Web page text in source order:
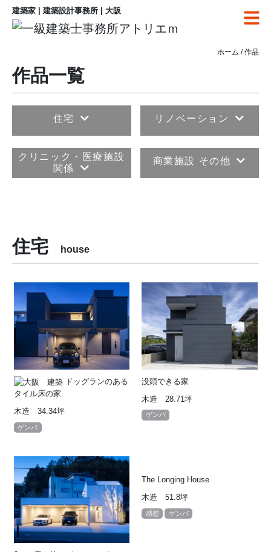
建築家 | 建築設計事務所 | 大阪
ホーム / 作品
作品一覧
住宅 リノベーション
クリニック・医療施設
関係
商業施設 その他
住宅 house
ドッグランのある
タイル床の家
木造 34.34坪
ゲンバ
没頭できる家
木造 28.71坪
ゲンバ
The Longing House
木造 51.8坪
感想 ゲンバ